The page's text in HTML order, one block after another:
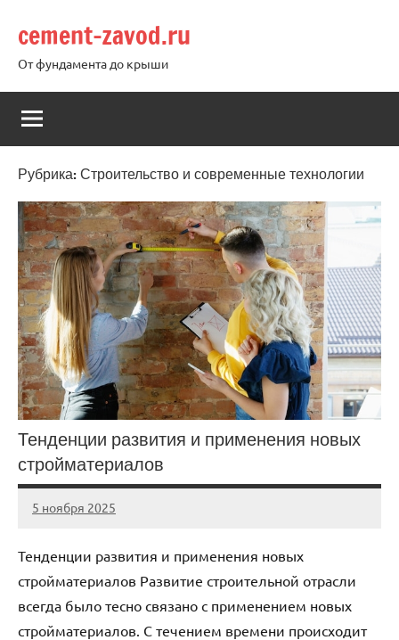
содержимому
cement-zavod.ru
От фундамента до крыши
Рубрика:Строительство и современные технологии
Тенденции развития и применения новых
стройматериалов
5 ноября 2025
cement_zavod
Нет
Тенденции развития и применения новых
стройматериалов Развитие строительной отрасли
всегда было тесно связано с применением новых
стройматериалов. С течением времени происходит